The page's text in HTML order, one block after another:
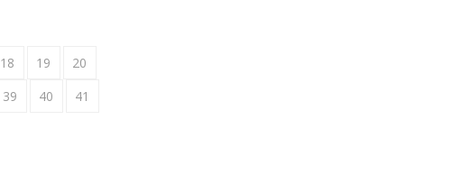
18 19
20
39 40
41